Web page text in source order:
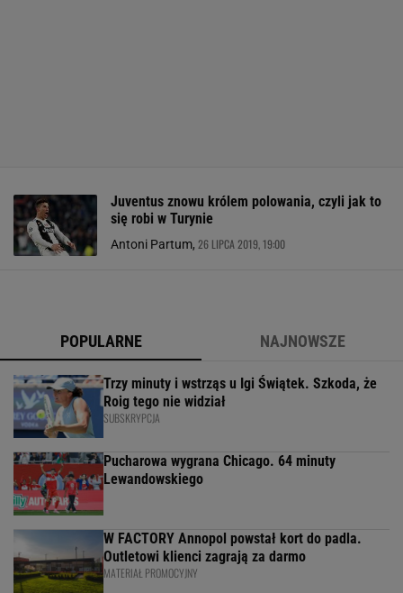
Juventus znowu królem polowania, czyli jak to
się robi w Turynie
Antoni Partum, 26 LIPCA 2019, 19:00
POPULARNE NAJNOWSZE
Trzy minuty i wstrząs u Igi Świątek. Szkoda, że
Roig tego nie widział
SUBSKRYPCJA
Pucharowa wygrana Chicago. 64 minuty
Lewandowskiego
W FACTORY Annopol powstał kort do padla.
Outletowi klienci zagrają za darmo
MATERIAŁ PROMOCYJNY